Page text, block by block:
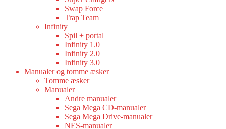
Swap Force
Trap Team
Infinity
Spil + portal
Infinity 1.0
Infinity 2.0
Infinity 3.0
Manualer og tomme æsker
Tomme æsker
Manualer
Andre manualer
Sega Mega CD-manualer
Sega Mega Drive-manualer
NES-manualer